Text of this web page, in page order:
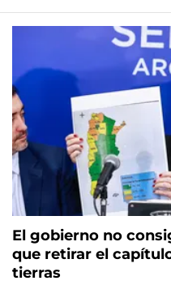
El gobierno no
que retirar el
tierras